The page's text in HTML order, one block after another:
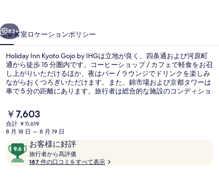
写
真
ギ
ャ
ラ
ー
83+
概要客室ロケーションポリシー
Holiday Inn Kyoto Gojo by IHGは立地が良く、四条通および河原町
通から徒歩 15 分圏内です。コーヒーショップ / カフェで軽食をお召
し上がりいただけるほか、夜はバー / ラウンジでドリンクを楽しみ
ながらおくつろぎいただけます。また、錦市場および京都タワーは
車で 5 分の距離にあります。旅行者は総合的な施設のコンディショ
鉄 五条駅までは徒歩 2 分です。
現
在
の
金
は
￥7,603
￥7,603
合計 ￥11,619
8 月 18 日 ～ 8 月 19 日
口
コ
ミ
お客様に好評
10
段
階
旅行者から高評価
行
187 件の口コミをすべて表示